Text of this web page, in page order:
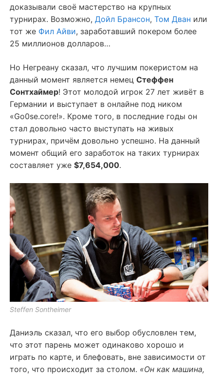
доказывали своё мастерство на крупных
турнирах. Возможно, Дойл Брансон, Том Дван или
тот же Фил Айви, заработавший покером более
25 миллионов долларов…
Но Негреану сказал, что лучшим покеристом на
данный момент является немец Стеффен
Сонтхаймер! Этот молодой игрок 27 лет живёт в
Германии и выступает в онлайне под ником
«Go0se.core!». Кроме того, в последние годы он
стал довольно часто выступать на живых
турнирах, причём довольно успешно. На данный
момент общий его заработок на таких турнирах
составляет уже $7,654,000.
Steffen Sontheimer
Даниэль сказал, что его выбор обусловлен тем,
что этот парень может одинаково хорошо и
играть по карте, и блефовать, вне зависимости от
того, что происходит за столом. «Он как машина,